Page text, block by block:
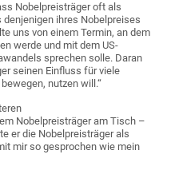
Nobelpreisträger oft als
denjenigen ihres Nobelpreises
uns von einem Termin, an dem
werde und mit dem US-
sprechen solle. Daran
seinen Einfluss für viele
nutzen will.“
Nobelpreisträger am Tisch –
er die Nobelpreisträger als
mir so gesprochen wie mein